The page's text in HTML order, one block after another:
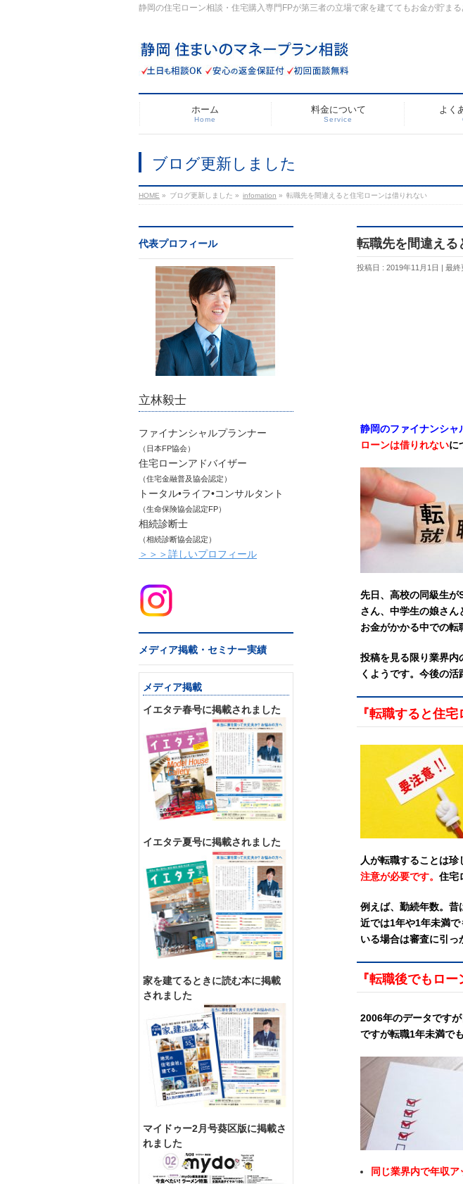
静岡の住宅ローン相談・住宅購入専門FPが第三者の立場で家を建ててもお金が貯ま
ホーム
Home
料金について
Service
よく
ブログ更新しました
HOME » ブログ更新しました » infomation » 転職先を間違えると住宅ローンは借りれない
転職先を間違える
投稿日 : 2019年11月1日 最終
静岡のファイナンシャ
ローンは借りれないに
先日、高校の同級生が
さん、中学生の娘さ
お金がかかる中での転
投稿を見る限り業界内
くようです。今後の活
『転職すると住
人が転職することは珍
注意が必要です。 住宅
例えば、勤続年数。昔
近では1年や1年未満
いる場合は審査に引っ
『転職後でもロ
2006年のデータです
ですが転職1年未満でも
同じ業界内で年収ア
代表プロフィール
立林毅士
ファイナンシャルプランナー
（日本FP協会）
住宅ローンアドバイザー
（住宅金融普及協会認定）
トータル•ライフ•コンサルタント
（生命保険協会認定FP）
相続診断士
（相続診断協会認定）
＞＞＞詳しいプロフィール
メディア掲載・セミナー実績
メディア掲載
イエタテ春号に掲載されました
イエタテ夏号に掲載されました
家を建てるときに読む本に掲載
されました
マイドゥー2月号葵区版に掲載さ
れました